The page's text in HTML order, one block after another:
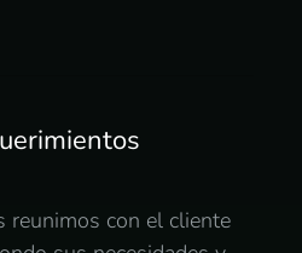
reunimos con el cliente